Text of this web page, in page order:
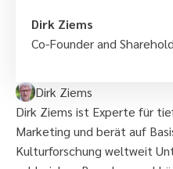
Dirk Ziems
Co-Founder and
Dirk Ziems
Dirk Ziems ist Experte für
Marketing und berät auf
Kulturforschung weltweit